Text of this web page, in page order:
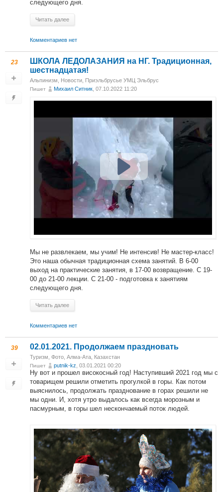
следующего дня.
Читать далее
Комментариев нет
23
ШКОЛА ЛЕДОЛАЗАНИЯ на НГ. Традиционная,
шестнадцатая!
Альпинизм Новости Приэльбрусье УМЦ Эльбрус
Пишет Михаил Ситник , 07.10.2022 11:20
Мы не развлекаем, мы учим! Не интенсив! Не мастер-класс!
Это наша обычная традиционная схема занятий. В 6-00
выход на практические занятия, в 17-00 возвращение. С 19-
00 до 21-00 лекции. С 21-00 - подготовка к занятиям
следующего дня.
Читать далее
Комментариев нет
39 02.01.2021. Продолжаем праздновать
Туризм Фото Алма-Ата, Казахстан
Пишет putnik-kz , 03.01.2021 00:20
Ну вот и прошел високосный год! Наступивший 2021 год мы с
товарищем решили отметить прогулкой в горы. Как потом
выяснилось, продолжать празднование в горах решили не
мы одни. И, хотя утро выдалось как всегда морозным и
пасмурным, в горы шел нескончаемый поток людей.